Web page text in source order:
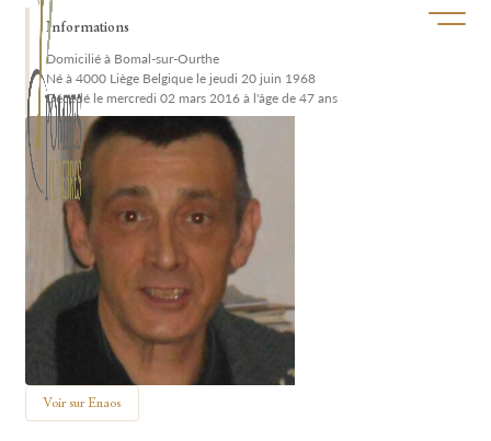
Ouvrir/
Informations
Domicilié à Bomal-sur-Ourthe
Né à 4000 Liège Belgique le jeudi 20 juin 1968
Décédé le mercredi 02 mars 2016 à l'âge de 47 ans
Voir sur Enaos